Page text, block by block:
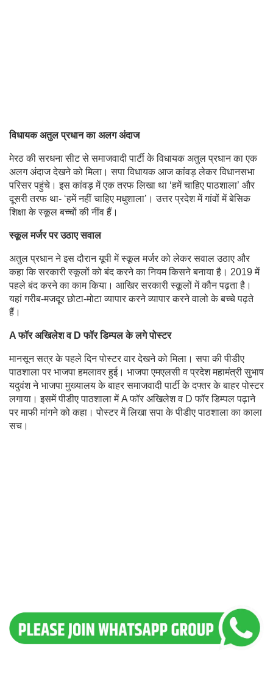
विधायक अतुल प्रधान का अलग अंदाज
मेरठ की सरधना सीट से समाजवादी पार्टी के विधायक अतुल प्रधान का एक
अलग अंदाज देखने को मिला। सपा विधायक आज कांवड़ लेकर विधानसभा
परिसर पहुंचे। इस कांवड़ में एक तरफ लिखा था ‘हमें चाहिए पाठशाला’ और
दूसरी तरफ था- ‘हमें नहीं चाहिए मधुशाला’। उत्तर प्रदेश में गांवों में बेसिक
शिक्षा के स्कूल बच्चों की नींव हैं।
स्कूल मर्जर पर उठाए सवाल
अतुल प्रधान ने इस दौरान यूपी में स्कूल मर्जर को लेकर सवाल उठाए और
कहा कि सरकारी स्कूलों को बंद करने का नियम किसने बनाया है। 2019 में
पहले बंद करने का काम किया। आखिर सरकारी स्कूलों में कौन पढ़ता है।
यहां गरीब-मजदूर छोटा-मोटा व्यापार करने व्यापार करने वालो के बच्चे पढ़ते
हैं।
A फॉर अखिलेश व D फॉर डिम्पल के लगे पोस्टर
मानसून सत्र के पहले दिन पोस्टर वार देखने को मिला। सपा की पीडीए
पाठशाला पर भाजपा हमलावर हुई। भाजपा एमएलसी व प्रदेश महामंत्री सुभाष
यदुवंश ने भाजपा मुख्यालय के बाहर समाजवादी पार्टी के दफ्तर के बाहर पोस्टर
लगाया। इसमें पीडीए पाठशाला में A फॉर अखिलेश व D फॉर डिम्पल पढ़ाने
पर माफी मांगने को कहा। पोस्टर में लिखा सपा के पीडीए पाठशाला का काला
सच।